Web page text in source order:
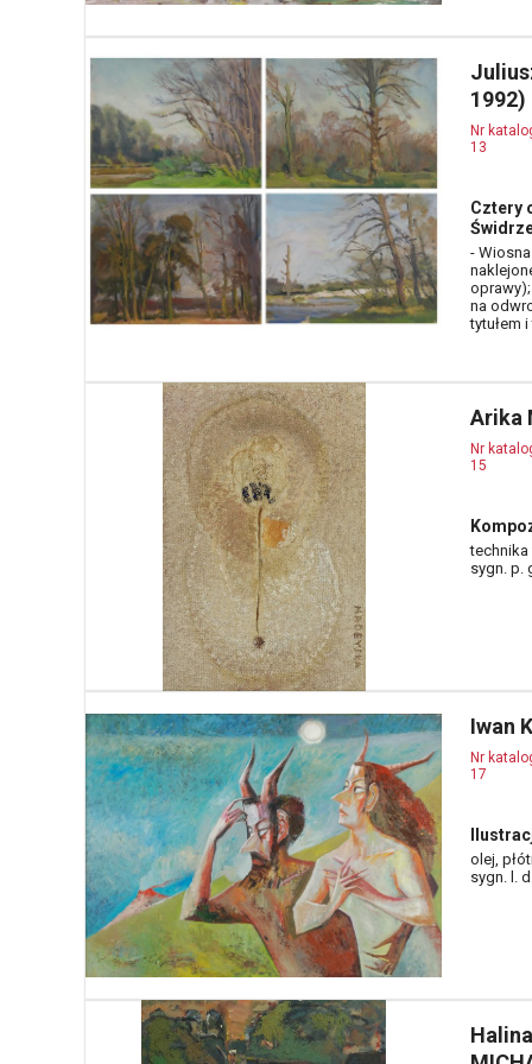
1992)
Nr
13
Cztery
-
oprawy);
na
tytułem
Arika
Nr
15
technika
sygn. p.
Iwan
Nr
17
olej,
sygn. l.